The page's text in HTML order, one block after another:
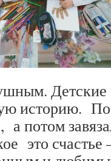
Детские
историю.
а потом
это